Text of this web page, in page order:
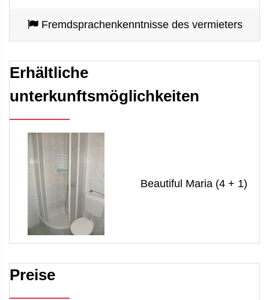
Fremdsprachenkenntnisse des vermieters
Erhältliche
unterkunftsmöglichkeiten
Beautiful Maria (4 + 1)
Preise